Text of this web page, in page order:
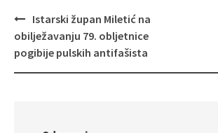
Navigacija
objava
Istarski župan Miletić na
obilježavanju 79. obljetnice
pogibije pulskih antifašista